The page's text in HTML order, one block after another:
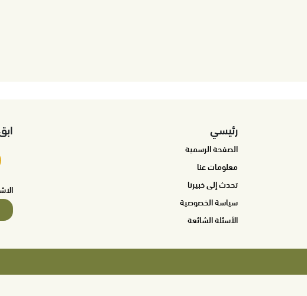
رئيسي
الصفحة الرسمية
معلومات عنا
تحدث إلى خبيرنا
سياسة الخصوصية
الأسئلة الشائعة